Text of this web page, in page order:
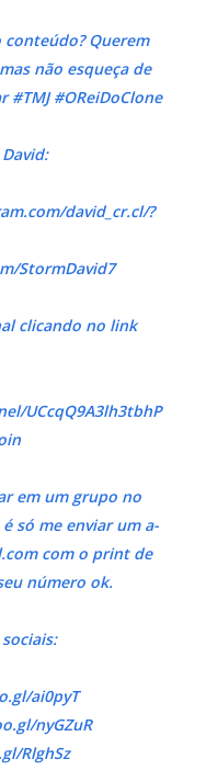
conteúdo? Querem
não esqueça de
#OReiDoClone
david_cr.cl/?
StormDavid7
clicando no link
UCcqQ9A3lh3tbhP
em um grupo no
só me enviar um a-
com o print de
número ok.
ai0pyT
nyGZuR
RlghSz